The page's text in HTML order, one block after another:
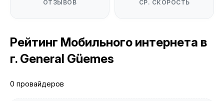
ОТЗЫВОВ СР. СКОРОСТЬ
Рейтинг Мобильного интернета в
г. General Güemes
0 провайдеров